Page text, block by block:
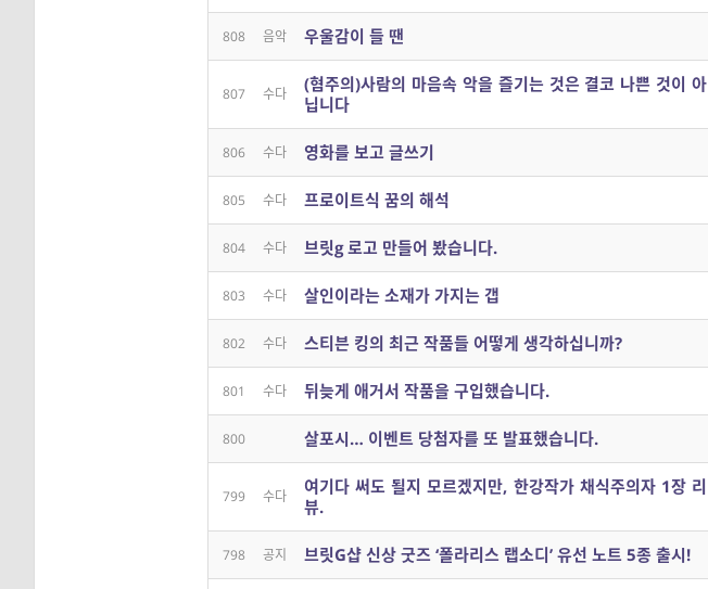
808 음악 우울감이 들 땐
807 수다
(혐주의)사람의 마음속 악을 즐기는 것은 결코 나쁜 것이 아
닙니다
806 수다 영화를 보고 글쓰기
805 수다 프로이트식 꿈의 해석
804 수다 브릿g 로고 만들어 봤습니다.
803 수다 살인이라는 소재가 가지는 갭
802 수다 스티븐 킹의 최근 작품들 어떻게 생각하십니까?
801 수다 뒤늦게 애거서 작품을 구입했습니다.
800 살포시… 이벤트 당첨자를 또 발표했습니다.
799 수다
여기다 써도 될지 모르겠지만, 한강작가 채식주의자 1장 리
뷰.
798 공지 브릿G샵 신상 굿즈 ‘폴라리스 랩소디’ 유선 노트 5종 출시!